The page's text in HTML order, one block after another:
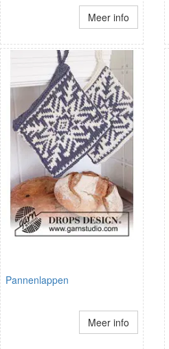
Meer info
Pannenlappen
Meer info